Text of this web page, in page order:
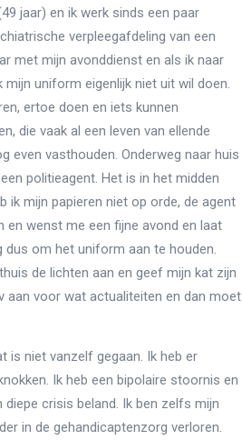
jaar) en ik werk sinds een paar
verpleegafdeling van een
met mijn avonddienst en als ik naar
uniform eigenlijk niet uit wil doen.
ertoe doen en iets kunnen
die vaak al een leven van ellende
even vasthouden. Onderweg naar huis
politieagent. Het is in het midden
ik mijn papieren niet op orde, de agent
en wenst me een fijne avond en laat
dus om het uniform aan te houden.
de lichten aan en geef mijn kat zijn
aan voor wat actualiteiten en dan moet
is niet vanzelf gegaan. Ik heb er
Ik heb een bipolaire stoornis en
diepe crisis beland. Ik ben zelfs mijn
in de gehandicaptenzorg verloren.